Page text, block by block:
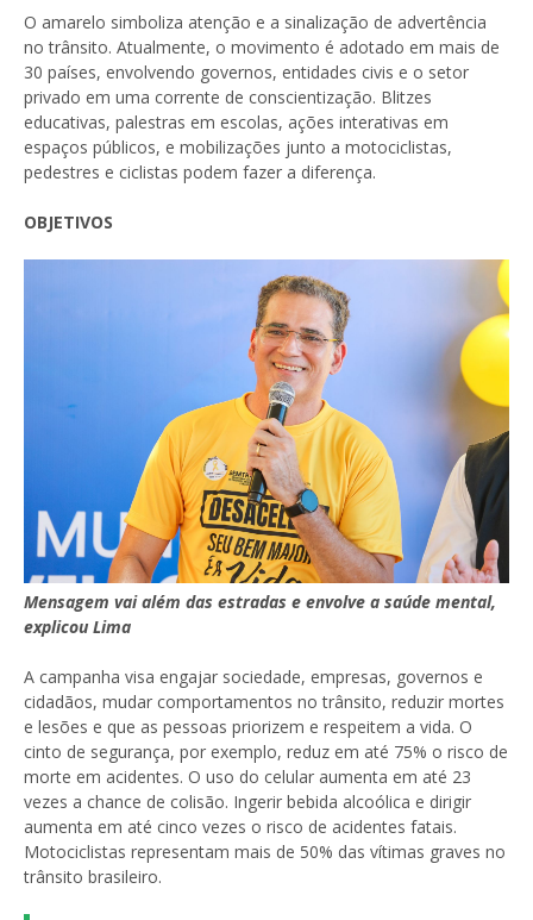
O amarelo simboliza atenção e a sinalização de advertência
no trânsito. Atualmente, o movimento é adotado em mais de
30 países, envolvendo governos, entidades civis e o setor
privado em uma corrente de conscientização. Blitzes
educativas, palestras em escolas, ações interativas em
espaços públicos, e mobilizações junto a motociclistas,
pedestres e ciclistas podem fazer a diferença.
OBJETIVOS
Mensagem vai além das estradas e envolve a saúde mental,
explicou Lima
A campanha visa engajar sociedade, empresas, governos e
cidadãos, mudar comportamentos no trânsito, reduzir mortes
e lesões e que as pessoas priorizem e respeitem a vida. O
cinto de segurança, por exemplo, reduz em até 75% o risco de
morte em acidentes. O uso do celular aumenta em até 23
vezes a chance de colisão. Ingerir bebida alcoólica e dirigir
aumenta em até cinco vezes o risco de acidentes fatais.
Motociclistas representam mais de 50% das vítimas graves no
trânsito brasileiro.